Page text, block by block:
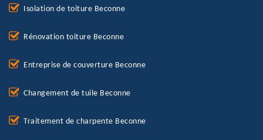
Isolation de toiture Beconne
Rénovation toiture Beconne
Entreprise de couverture Beconne
Changement de tuile Beconne
Traitement de charpente Beconne